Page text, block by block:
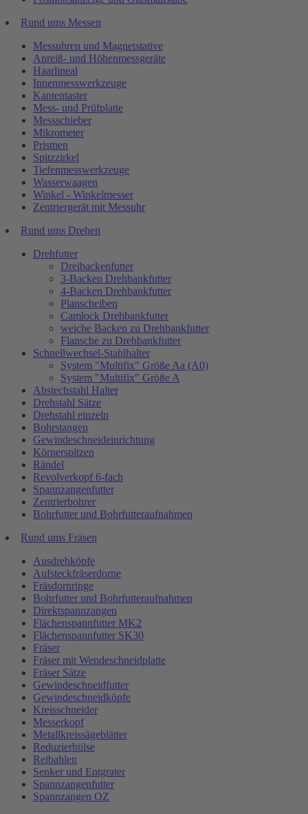
Rund ums Messen
Messuhren und Magnetstative
Anreiß- und Höhenmessgeräte
Haarlineal
Innenmesswerkzeuge
Kantentaster
Mess- und Prüfplatte
Messschieber
Mikrometer
Prismen
Spitzzirkel
Tiefenmesswerkzeuge
Wasserwaagen
Winkel - Winkelmesser
Zentriergerät mit Messuhr
Rund ums Drehen
Drehfutter
Dreibackenfutter
3-Backen Drehbankfutter
4-Backen Drehbankfutter
Planscheiben
Camlock Drehbankfutter
weiche Backen zu Drehbankfutter
Flansche zu Drehbankfutter
Schnellwechsel-Stahlhalter
System "Multifix" Größe Aa (A0)
System "Multifix" Größe A
Abstechstahl Halter
Drehstahl Sätze
Drehstahl einzeln
Bohrstangen
Gewindeschneideinrichtung
Körnerspitzen
Rändel
Revolverkopf 6-fach
Spannzangenfutter
Zentrierbohrer
Bohrfutter und Bohrfutteraufnahmen
Rund ums Fräsen
Ausdrehköpfe
Aufsteckfräserdorne
Fräsdornringe
Bohrfutter und Bohrfutteraufnahmen
Direktspannzangen
Flächenspannfutter MK2
Flächenspannfutter SK30
Fräser
Fräser mit Wendeschneidplatte
Fräser Sätze
Gewindeschneidfutter
Gewindeschneidköpfe
Kreisschneider
Messerkopf
Metallkreissägeblätter
Reduzierhülse
Reibahlen
Senker und Entgrater
Spannzangenfutter
Spannzangen OZ